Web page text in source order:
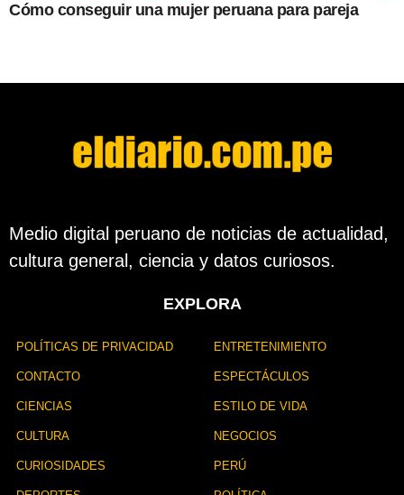
Cómo conseguir una mujer peruana para pareja
Medio digital peruano de noticias de actualidad,
cultura general, ciencia y datos curiosos.
EXPLORA
POLÍTICAS DE PRIVACIDAD
CONTACTO
CIENCIAS
CULTURA
CURIOSIDADES
ENTRETENIMIENTO
ESPECTÁCULOS
ESTILO DE VIDA
NEGOCIOS
PERÚ